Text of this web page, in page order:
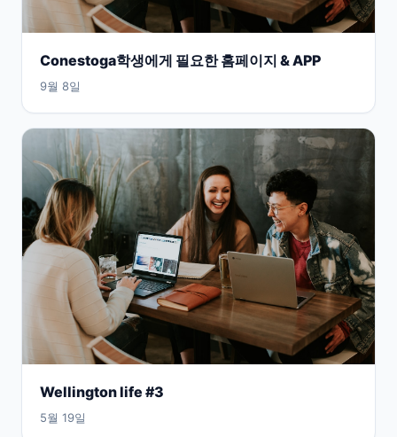
Conestoga학생에게 필요한 홈페이지 & APP
9월 8일
Wellington life #3
5월 19일